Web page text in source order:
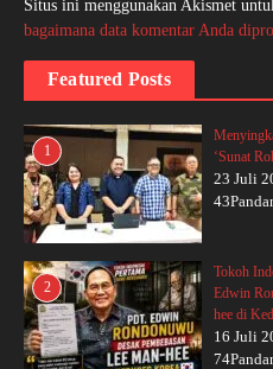
Situs ini menggunakan Akismet
bagaimana data komentar Anda
Featured Posts
1
‘Sunat
23 Juli
2
Tokoh
Edwin
hee di
16 Juli